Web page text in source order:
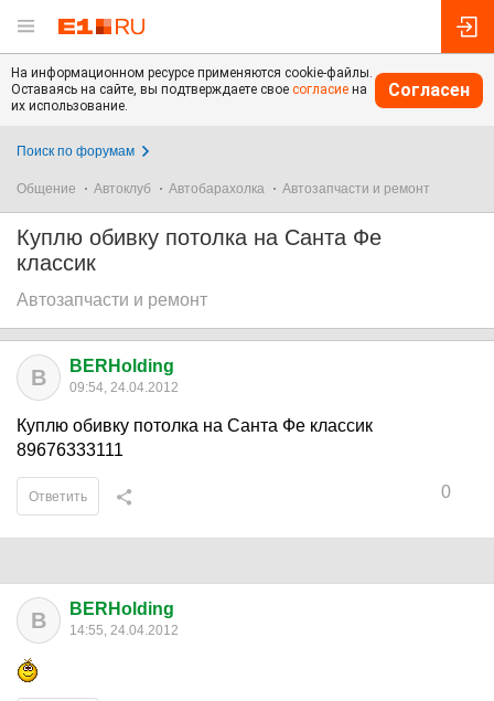
На информационном ресурсе применяются cookie-файлы.
Оставаясь на сайте, вы подтверждаете свое согласие на
их использование.
Согласен
Поиск по форумам
Общение Автоклуб Автобарахолка Автозапчасти и ремонт
Куплю обивку потолка на Санта Фе
классик
Автозапчасти и ремонт
B BERHolding
09:54, 24.04.2012
Куплю обивку потолка на Санта Фе классик
89676333111
0
Ответить
B BERHolding
14:55, 24.04.2012